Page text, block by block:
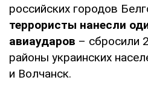
российских городов
террористы нанесли
авиаударов – сбросили
районы украинских
и Волчанск.